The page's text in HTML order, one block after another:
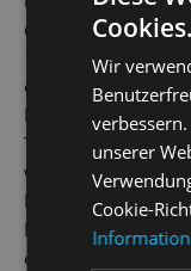
den meistgeliebten
1865, als Lewis
erstmals in
Erlebnisse im
Titel des zweiten
wie Erwachsenen.
Begegnungen mit
Hutmacher, der
einzigartige Weise
Cookies.
Wir
unserer
Cookie-